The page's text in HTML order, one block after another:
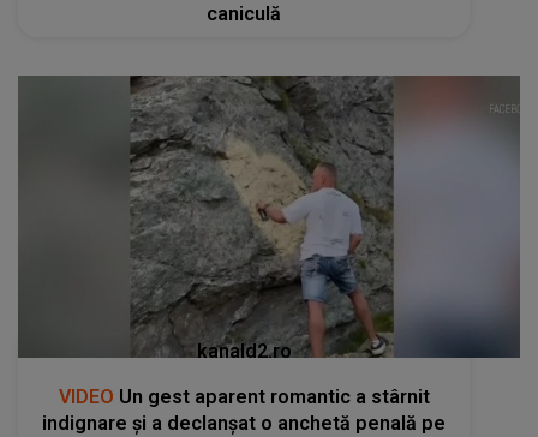
caniculă
kanald2.ro
VIDEO Un gest aparent romantic a stârnit
indignare și a declanșat o anchetă penală pe